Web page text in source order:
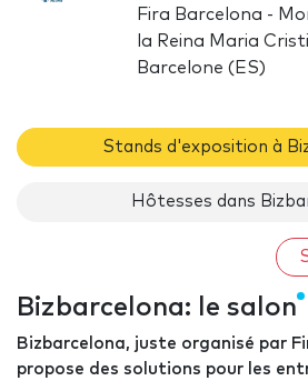
Fira Barcelona -
la Reina Maria
Barcelone (ES)
Stands d'exposition à
Hôtesses dans
Bizbarcelona: le salon
Bizbarcelona, juste organisé par
propose des solutions pour les